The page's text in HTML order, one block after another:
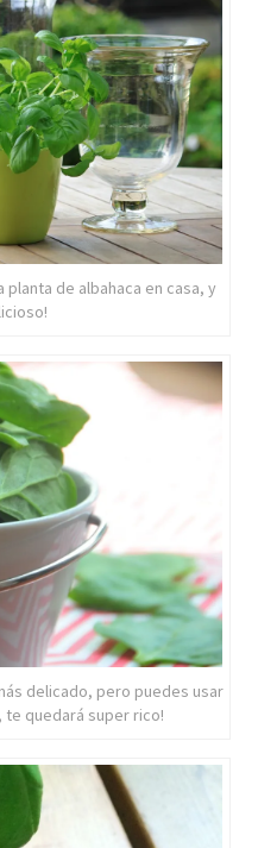
de albahaca en casa, y
delicado, pero puedes usar
te quedará super rico!